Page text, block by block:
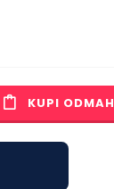
KUPI ODMAH